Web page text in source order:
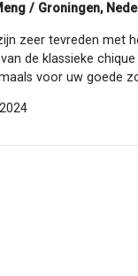
/ Groningen,
zeer tevreden met
de klassieke
voor uw goede